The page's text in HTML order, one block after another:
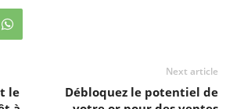
le
Next article
Débloquez le potentiel de